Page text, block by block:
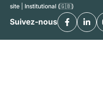
site
Institutional (🇬🇧)
Suivez-nous